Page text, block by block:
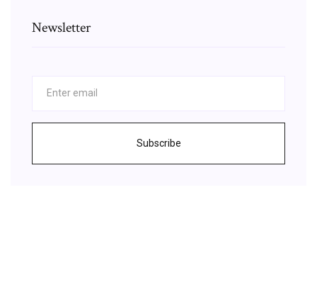
Newsletter
Subscribe